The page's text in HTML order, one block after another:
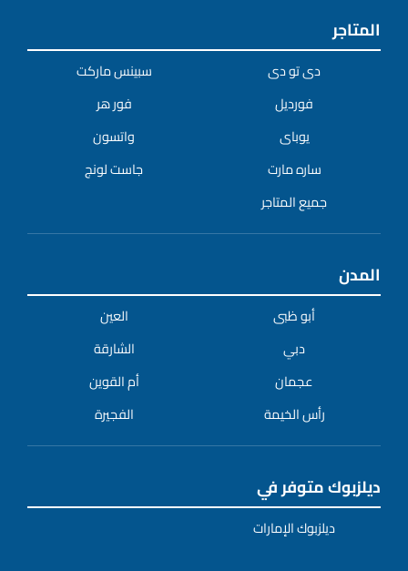
المتاجر
دى تو دى
سبينس ماركت
فورديل
فور هر
يوباى
واتسون
ساره مارت
جاست لونج
جميع المتاجر
المدن
أبو ظبى
العين
دبي
الشارقة
عجمان
أم القوين
رأس الخيمة
الفجيرة
ديلزبوك متوفر في
ديلزبوك الإمارات